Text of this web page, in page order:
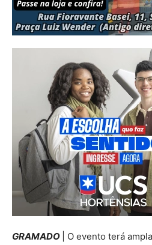
GRAMADO
| O evento terá